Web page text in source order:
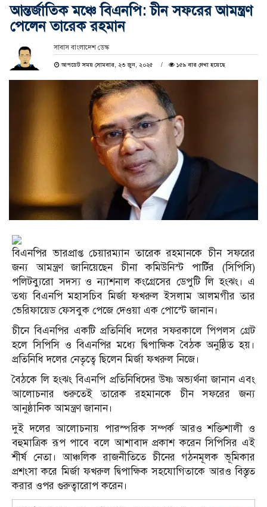
আন্তর্জাতিক মঞ্চে বিএনপি: চীন সফরের আমন্ত্রণ
পেলেন তারেক রহমান
সাবাস বাংলাদেশ ডেস্ক
আপডেট সময় সোমবার, ২৩ জুন, ২০২৫ ১৫৯ বার দেখা হয়েছে
বিএনপির ভারপ্রাপ্ত চেয়ারম্যান তারেক রহমানকে চীন সফরের
জন্য আমন্ত্রণ জানিয়েছেন চীনা কমিউনিস্ট পার্টির (সিপিসি)
পলিটব্যুরো সদস্য ও ন্যাশনাল কংগ্রেসের ডেপুটি লি হংঝং। এ
তথ্য বিএনপি মহাসচিব মির্জা ফখরুল ইসলাম আলমগীর তার
ভেরিফায়েড ফেসবুক পেজে দেওয়া এক পোস্টে জানান।
চীনে বিএনপির একটি প্রতিনিধি দলের সফরকালে পিপলস গ্রেট
হলে সিপিসি ও বিএনপির মধ্যে দ্বিপাক্ষিক বৈঠক অনুষ্ঠিত হয়।
প্রতিনিধি দলের নেতৃত্বে ছিলেন মির্জা ফখরুল নিজে।
বৈঠকে লি হংঝং বিএনপি প্রতিনিধিদের উষ্ণ অভ্যর্থনা জানান এবং
আলোচনার শুরুতেই তারেক রহমানকে চীন সফরের জন্য
আনুষ্ঠানিক আমন্ত্রণ জানান।
দুই দলের আলোচনায় পারস্পরিক সম্পর্ক আরও শক্তিশালী ও
বহুমাত্রিক রূপ পাবে বলে আশাবাদ প্রকাশ করেন সিপিসির এই
শীর্ষ নেতা। আঞ্চলিক রাজনীতিতে চীনের গঠনমূলক ভূমিকার
প্রশংসা করে মির্জা ফখরুল দ্বিপাক্ষিক সহযোগিতাকে আরও বিস্তৃত
করার ওপর গুরুত্বারোপ করেন।